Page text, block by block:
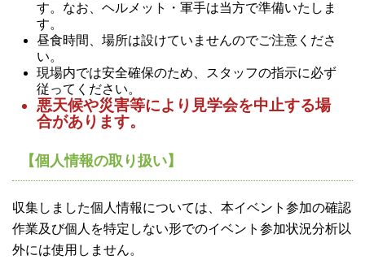
す。なお、ヘルメット・軍手は当方で準備いたしま
す。
昼食時間、場所は設けていませんのでご注意くださ
い。
現場内では安全確保のため、スタッフの指示に必ず
従ってください。
悪天候や災害等により見学会を中止する場
合があります。
【個人情報の取り扱い】
収集しました個人情報については、本イベント参加の確認
作業及び個人を特定しない形でのイベント参加状況分析以
外には使用しません。